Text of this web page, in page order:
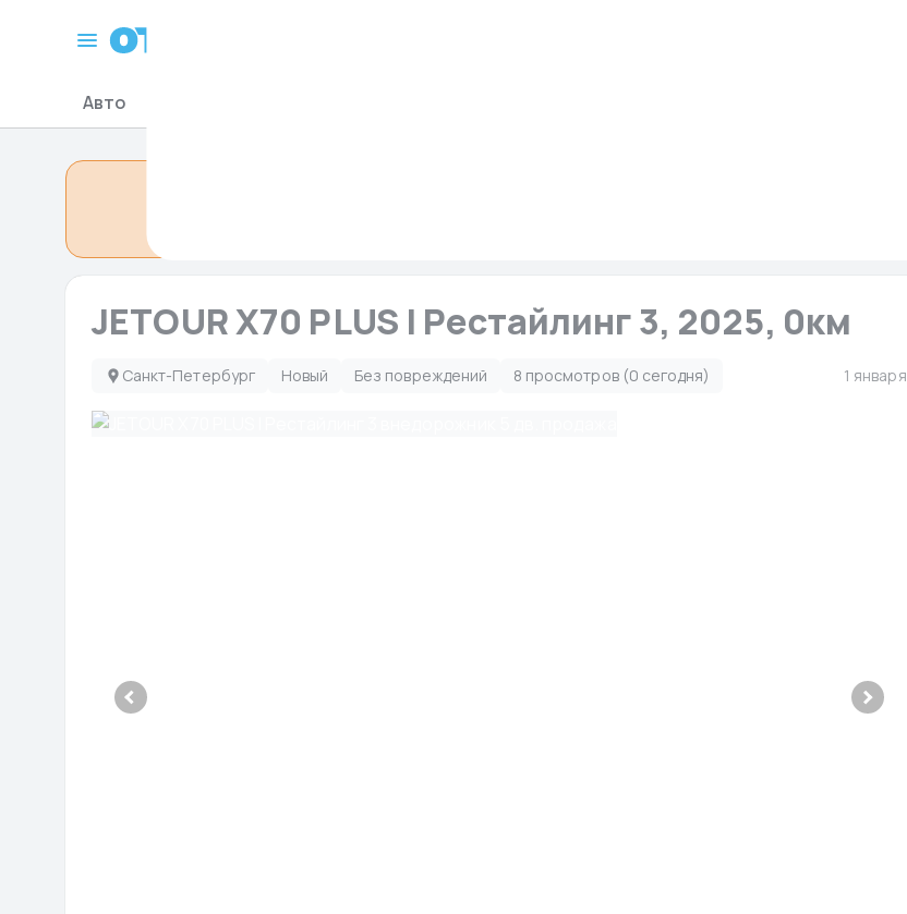
Авто
JETOUR X70 PLUS I Рестайлинг 3, 2025, 0км
Санкт-Петербург Новый Без повреждений 8 просмотров (0 сегодня) 1 января